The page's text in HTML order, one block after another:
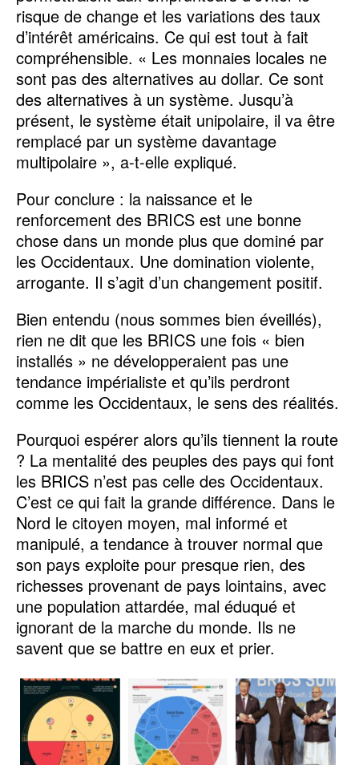
risque de change et les variations des taux
d’intérêt américains. Ce qui est tout à fait
compréhensible. « Les monnaies locales ne
sont pas des alternatives au dollar. Ce sont
des alternatives à un système. Jusqu’à
présent, le système était unipolaire, il va être
remplacé par un système davantage
multipolaire », a-t-elle expliqué.
Pour conclure : la naissance et le
renforcement des BRICS est une bonne
chose dans un monde plus que dominé par
les Occidentaux. Une domination violente,
arrogante. Il s’agit d’un changement positif.
Bien entendu (nous sommes bien éveillés),
rien ne dit que les BRICS une fois « bien
installés » ne développeraient pas une
tendance impérialiste et qu’ils perdront
comme les Occidentaux, le sens des réalités.
Pourquoi espérer alors qu’ils tiennent la route
? La mentalité des peuples des pays qui font
les BRICS n’est pas celle des Occidentaux.
C’est ce qui fait la grande différence. Dans le
Nord le citoyen moyen, mal informé et
manipulé, a tendance à trouver normal que
son pays exploite pour presque rien, des
richesses provenant de pays lointains, avec
une population attardée, mal éduqué et
ignorant de la marche du monde. Ils ne
savent que se battre en eux et prier.